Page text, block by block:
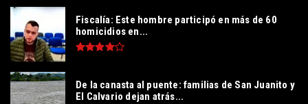
Fiscalía: Este hombre participó en más de 60
homicidios en...
De la canasta al puente: familias de San Juanito y
El Calvario dejan atrás...